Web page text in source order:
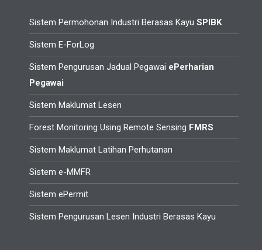
Sistem Permohonan Industri Berasas Kayu SPIBK
Sistem E-ForLog
Sistem Pengurusan Jadual Pegawai ePerharian
Pegawai
Sistem Maklumat Lesen
Forest Monitoring Using Remote Sensing FMRS
Sistem Maklumat Latihan Perhutanan
Sistem e-MMFR
Sistem ePermit
Sistem Pengurusan Lesen Industri Berasas Kayu